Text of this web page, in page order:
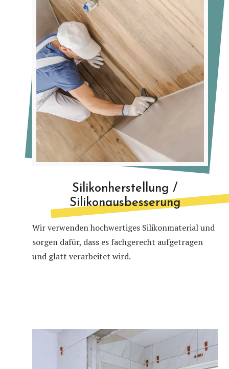
Silikonherstellung /
Silikonausbesserung
Wir verwenden hochwertiges Silikonmaterial und
sorgen dafür, dass es fachgerecht aufgetragen
und glatt verarbeitet wird.